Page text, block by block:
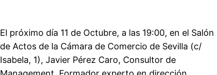
El próximo día 11 de Octubre, a las 19:00, en el Salón
de Actos de la Cámara de Comercio de Sevilla (c/
Isabela, 1), Javier Pérez Caro, Consultor de